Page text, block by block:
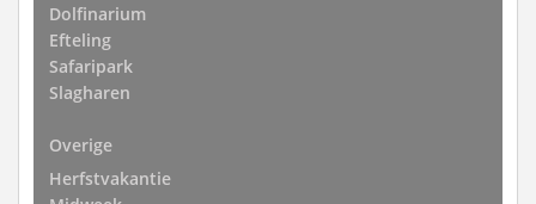
Dolfinarium
Efteling
Safaripark
Slagharen
Overige
Herfstvakantie